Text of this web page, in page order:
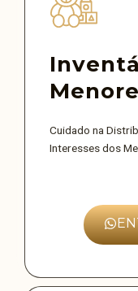
Cuidado na
Interesses dos